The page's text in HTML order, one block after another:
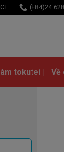
(+84)24
tokutei Về